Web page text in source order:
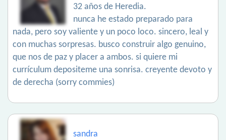
32 años de Heredia.
nunca he estado preparado para
nada, pero soy valiente y un poco loco. sincero, leal y
con muchas sorpresas. busco construir algo genuino,
que nos de paz y placer a ambos. si quiere mi
currículum depositeme una sonrisa. creyente devoto y
de derecha (sorry commies)
sandra